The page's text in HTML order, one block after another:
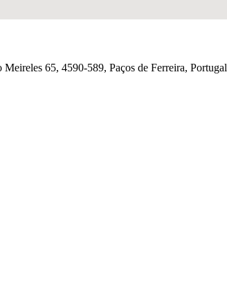
Meireles 65, 4590-589, Paços de Ferreira, Portugal